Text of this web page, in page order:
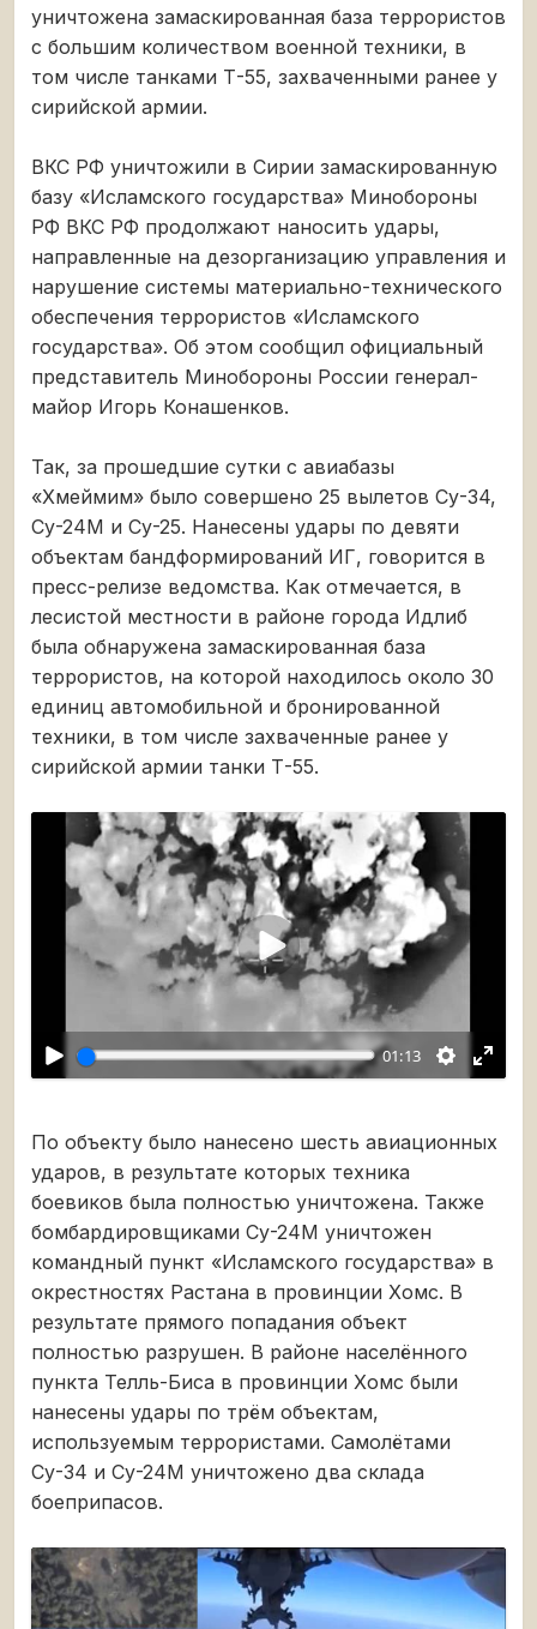
уничтожена замаскированная база террористов
с большим количеством военной техники, в
том числе танками Т-55, захваченными ранее у
сирийской армии.
ВКС РФ уничтожили в Сирии замаскированную
базу «Исламского государства» Минобороны
РФ ВКС РФ продолжают наносить удары,
направленные на дезорганизацию управления и
нарушение системы материально-технического
обеспечения террористов «Исламского
государства». Об этом сообщил официальный
представитель Минобороны России генерал-
майор Игорь Конашенков.
Так, за прошедшие сутки с авиабазы
«Хмеймим» было совершено 25 вылетов Су-34,
Су-24М и Су-25. Нанесены удары по девяти
объектам бандформирований ИГ, говорится в
пресс-релизе ведомства. Как отмечается, в
лесистой местности в районе города Идлиб
была обнаружена замаскированная база
террористов, на которой находилось около 30
единиц автомобильной и бронированной
техники, в том числе захваченные ранее у
сирийской армии танки Т-55.
01:13
Воспроизвести
По объекту было нанесено шесть авиационных
ударов, в результате которых техника
боевиков была полностью уничтожена. Также
бомбардировщиками Су-24М уничтожен
командный пункт «Исламского государства» в
окрестностях Растана в провинции Хомс. В
результате прямого попадания объект
полностью разрушен. В районе населённого
пункта Телль-Биса в провинции Хомс были
нанесены удары по трём объектам,
используемым террористами. Самолётами
Су-34 и Су-24М уничтожено два склада
боеприпасов.